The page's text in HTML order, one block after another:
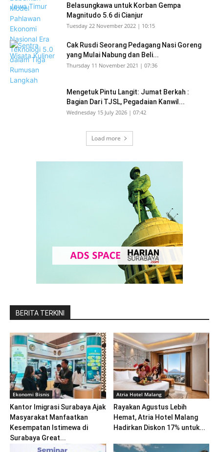
Belasungkawa untuk Korban Gempa
Magnitudo 5.6 di Cianjur
Tuesday 22 November 2022 | 10:15
Cak Rusdi Seorang Pedagang Nasi Goreng
yang Mulai Nabung dan Beli...
Thursday 11 November 2021 | 07:36
Mengetuk Pintu Langit: Jumat Berkah :
Bagian Dari TJSL, Pegadaian Kanwil...
Wednesday 15 July 2026 | 07:42
Load more
BERITA TERKINI
Ekonomi Bisnis
Kantor Imigrasi Surabaya Ajak
Masyarakat Manfaatkan
Kesempatan Istimewa di
Surabaya Great...
Atria Hotel Malang
Rayakan Agustus Lebih
Hemat, Atria Hotel Malang
Hadirkan Diskon 17% untuk...